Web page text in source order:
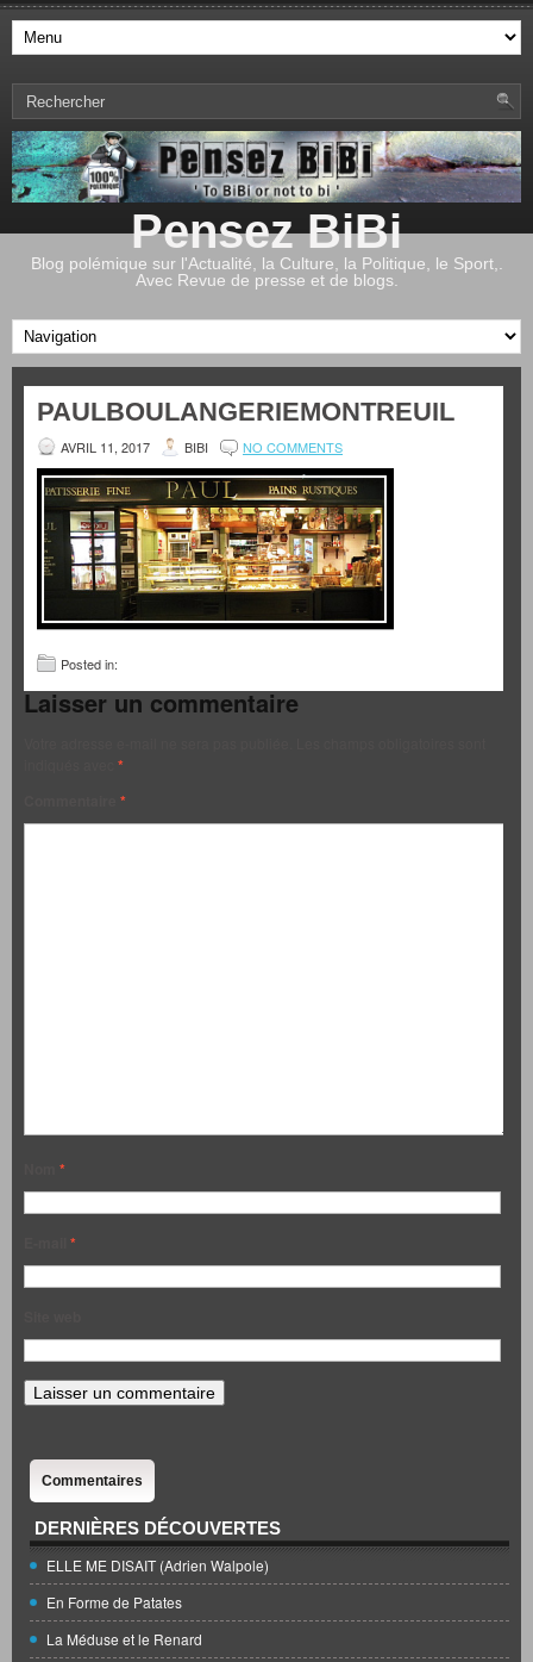
Pensez BiBi
Blog polémique sur l'Actualité, la Culture, la Politique, le Sport,.
Avec Revue de presse et de blogs.
PAULBOULANGERIEMONTREUIL
AVRIL 11, 2017 BIBI NO COMMENTS
Posted in:
Laisser un commentaire
*
*
*
*
Commentaires
DERNIÈRES DÉCOUVERTES
ELLE ME DISAIT (Adrien Walpole)
En Forme de Patates
La Méduse et le Renard